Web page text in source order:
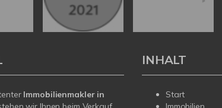
Immobilienmakler in
INHALT
Start